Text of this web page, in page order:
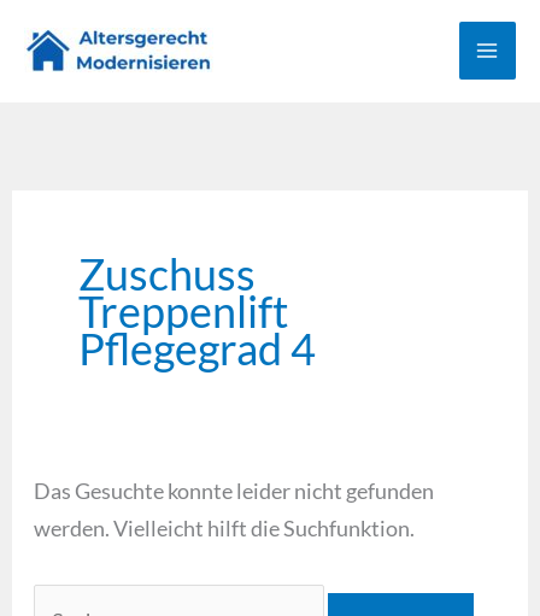
Inhalt
Zuschuss
Treppenlift
Pflegegrad 4
Das Gesuchte konnte leider nicht gefunden
werden. Vielleicht hilft die Suchfunktion.
nach: